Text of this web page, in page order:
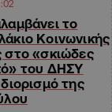
το
Κοινωνικής
στο «σκιώδες
του ΔΗΣΥ
της